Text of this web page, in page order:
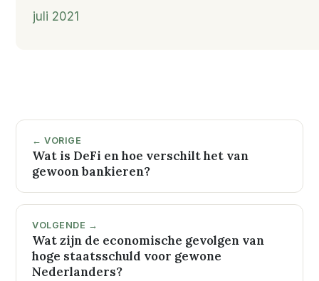
juli 2021
← VORIGE
Wat is DeFi en hoe verschilt het van
gewoon bankieren?
VOLGENDE →
Wat zijn de economische gevolgen van
hoge staatsschuld voor gewone
Nederlanders?